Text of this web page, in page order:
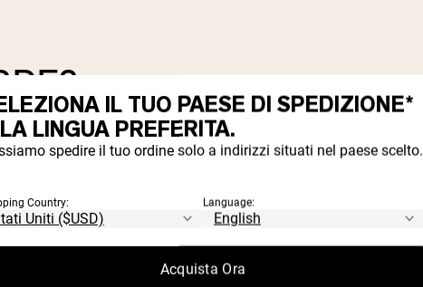
IL TUO PAESE DI SPEDIZIONE*
LINGUA PREFERITA.
spedire il tuo ordine solo a indirizzi situati nel paese scelto.
Country: Language:
Acquista Ora